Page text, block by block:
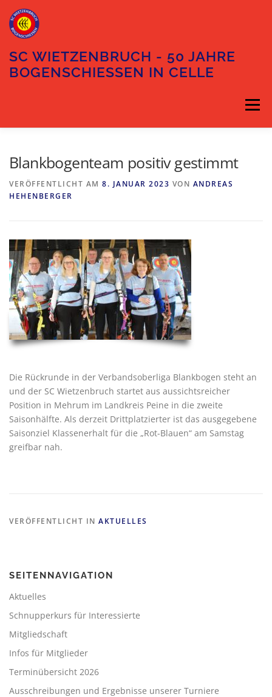
Inhalt
springen
SC WIETZENBRUCH - 50 JAHRE
BOGENSCHIESSEN IN CELLE
Menü
TRAININGSZEITEN
ANFAHRT KONTAKT
Blankbogenteam positiv gestimmt
VERÖFFENTLICHT AM 8. JANUAR 2023 VON ANDREAS
HEHENBERGER
Die Rückrunde in der Verbandsoberliga Blankbogen steht an
und der SC Wietzenbruch startet aus aussichtsreicher
Position in Mehrum im Landkreis Peine in die zweite
Saisonhälfte. Als derzeit Drittplatzierter ist das ausgegebene
Saisonziel Klassenerhalt für die „Rot-Blauen“ am Samstag
greifbar nah.
VERÖFFENTLICHT IN AKTUELLES
SEITENNAVIGATION
Aktuelles
Schnupperkurs für Interessierte
Mitgliedschaft
Infos für Mitglieder
Terminübersicht 2026
Ausschreibungen und Ergebnisse unserer Turniere